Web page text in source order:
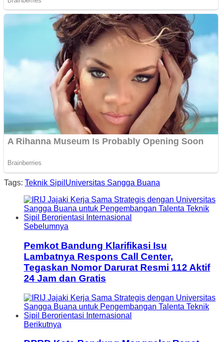
Tags: Teknik Sipil Universitas Sangga Buana
Sebelumnya
Pemkot Bandung Klarifikasi Isu
Lambatnya Respons Call Center,
Tegaskan Nomor Darurat Resmi 112 Aktif
24 Jam dan Gratis
Berikutnya